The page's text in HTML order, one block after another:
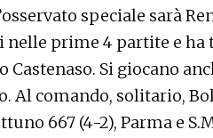
speciale sarà
nelle prime 4 partite e ha
Si giocano
Al comando, solitario,
667 (4-2), Parma e